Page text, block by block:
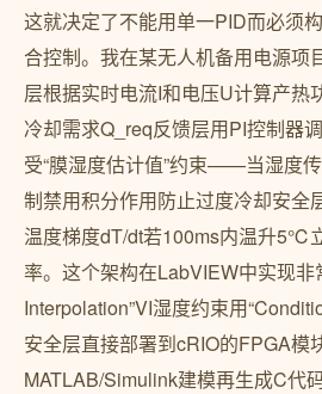
这就决定了不能用单一PID而必须
合控制。我在某无人机备用电源项
层根据实时电流I和电压U计算产热
冷却需求Q_req反馈层用PI控制器
受“膜湿度估计值”约束——当湿度
制禁用积分作用防止过度冷却安全
温度梯度dT/dt若100ms内温升5℃
率。这个架构在LabVIEW中实现非
Interpolation”VI湿度约束用
安全层直接部署到cRIO的FPGA模
MATLAB/Simulink建模再生成C代